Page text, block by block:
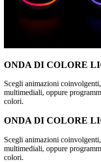
ONDA DI COLORE
Scegli animazioni
multimediali, oppure
colori.
ONDA DI COLORE
Scegli animazioni
multimediali, oppure
colori.